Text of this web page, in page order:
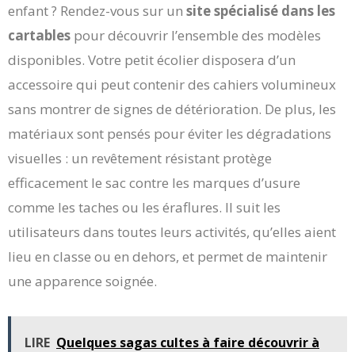
enfant ? Rendez-vous sur un site spécialisé dans les
cartables pour découvrir l’ensemble des modèles
disponibles. Votre petit écolier disposera d’un
accessoire qui peut contenir des cahiers volumineux
sans montrer de signes de détérioration. De plus, les
matériaux sont pensés pour éviter les dégradations
visuelles : un revêtement résistant protège
efficacement le sac contre les marques d’usure
comme les taches ou les éraflures. Il suit les
utilisateurs dans toutes leurs activités, qu’elles aient
lieu en classe ou en dehors, et permet de maintenir
une apparence soignée.
LIRE Quelques sagas cultes à faire découvrir à